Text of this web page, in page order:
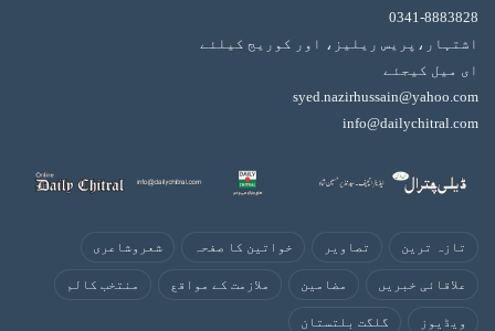
0341-8883828
اشتہار،پریس ریلیز، اور کوریج کیلئے
ای میل کیجئے
syed.nazirhussain@yahoo.com
info@dailychitral.com
تازہ ترین تصاویر خواتین کا صفحہ شعروشاعری
علاقائی خبریں مضامین ملازمت کے مواقع منتخب کالم
ویڈیوز گلگت بلتستان